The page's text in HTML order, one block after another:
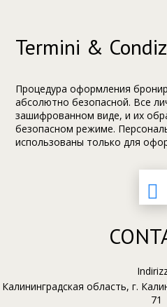
Termini &
Процедура оформления
абсолютно безопасной. Все
зашифрованном виде, и их
безопасном режиме.
использованы только для
Калининградская область, г.
71